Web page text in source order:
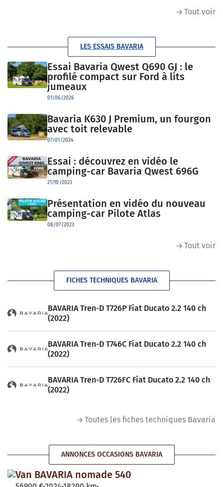
Tout voir
LES ESSAIS BAVARIA
Essai Bavaria Qwest Q690 GJ : le
profilé compact sur Ford à lits
jumeaux
01/06/2026
Bavaria K630 J Premium, un fourgon
avec toit relevable
07/01/2024
Essai : découvrez en vidéo le
camping-car Bavaria Qwest 696G
21/10/2023
Présentation en vidéo du nouveau
camping-car Pilote Atlas
08/07/2023
Tout voir
FICHES TECHNIQUES BAVARIA
BAVARIA Tren-D T726P Fiat Ducato 2.2 140 ch
(2022)
BAVARIA Tren-D T746C Fiat Ducato 2.2 140 ch
(2022)
BAVARIA Tren-D T726FC Fiat Ducato 2.2 140 ch
(2022)
Toutes les fiches techniques Bavaria
ANNONCES OCCASIONS BAVARIA
Van BAVARIA nomade 540